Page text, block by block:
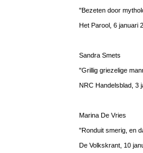
"Bezeten door
Het Parool, 6 januari
Sandra Smets
"Grillig griezelige
NRC Handelsblad, 3
Marina De Vries
"Ronduit smerig, en
De Volkskrant, 10